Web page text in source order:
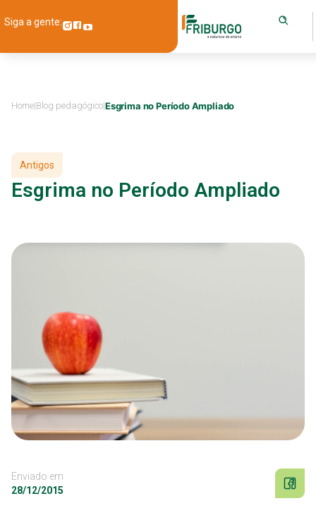
Siga a gente:
Home|Blog pedagógico|Esgrima no Período Ampliado
Antigos
Esgrima no Período Ampliado
Enviado em
28/12/2015